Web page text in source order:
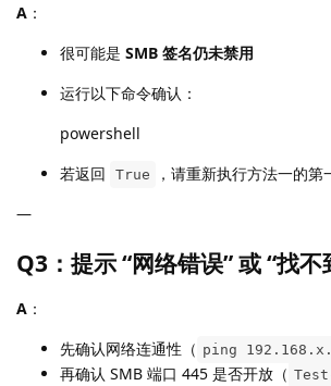
A ：
很可能是 SMB 签名仍未禁用
运行以下命令确认：
powershell
若返回
True
，请重新执行方法一的第
—
Q3：提示 “网络错误” 或 “找不
A ：
先确认网络连通性（ ping
再确认 SMB 端口 445 是否开放（